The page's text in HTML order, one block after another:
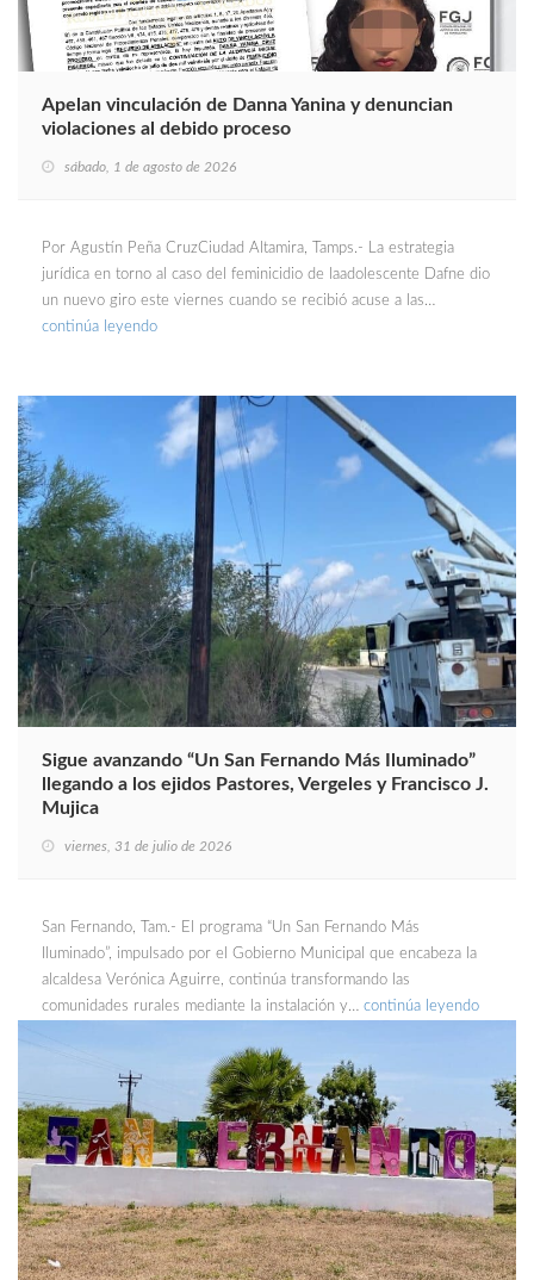
Apelan vinculación de Danna Yanina y denuncian
violaciones al debido proceso
sábado, 1 de agosto de 2026
Por Agustín Peña CruzCiudad Altamira, Tamps.- La estrategia
jurídica en torno al caso del feminicidio de laadolescente Dafne dio
un nuevo giro este viernes cuando se recibió acuse a las…
continúa leyendo
Sigue avanzando “Un San Fernando Más Iluminado”
llegando a los ejidos Pastores, Vergeles y Francisco J.
Mujica
viernes, 31 de julio de 2026
San Fernando, Tam.- El programa “Un San Fernando Más
Iluminado”, impulsado por el Gobierno Municipal que encabeza la
alcaldesa Verónica Aguirre, continúa transformando las
comunidades rurales mediante la instalación y… continúa leyendo